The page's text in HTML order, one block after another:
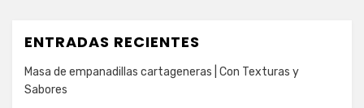
ENTRADAS RECIENTES
Masa de empanadillas cartageneras | Con Texturas y
Sabores